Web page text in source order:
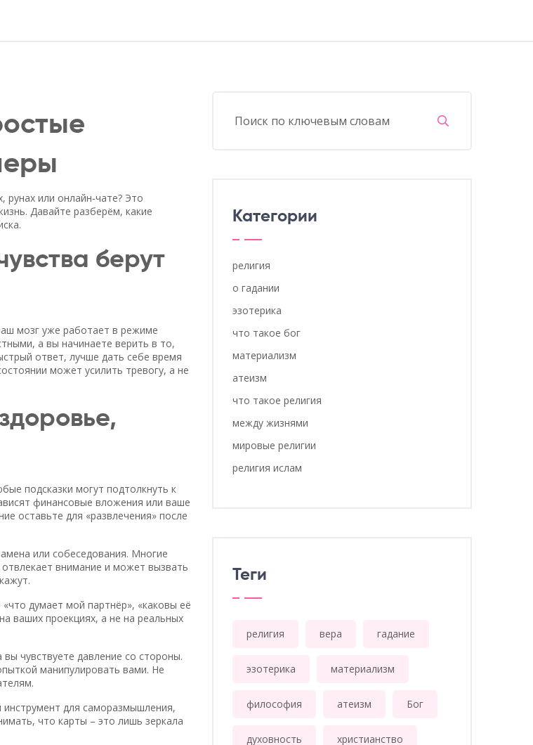
или онлайн‑чате? Это
Давайте разберём, какие
берут
мозг уже работает в режиме
а вы начинаете верить в то,
ответ, лучше дать себе время
может усилить тревогу, а не
подсказки могут подтолкнуть к
финансовые вложения или ваше
оставьте для «развлечения» после
или собеседования. Многие
внимание и может вызвать
думает мой партнёр», «каковы её
ваших проекциях, а не на реальных
чувствуете давление со стороны.
манипулировать вами. Не
инструмент для саморазмышления,
что карты – это лишь зеркала
Категории
религия
о гадании
эзотерика
что такое бог
материализм
атеизм
что такое религия
между жизнями
мировые религии
религия ислам
Теги
религия вера гадание
эзотерика материализм
философия атеизм Бог
духовность христианство